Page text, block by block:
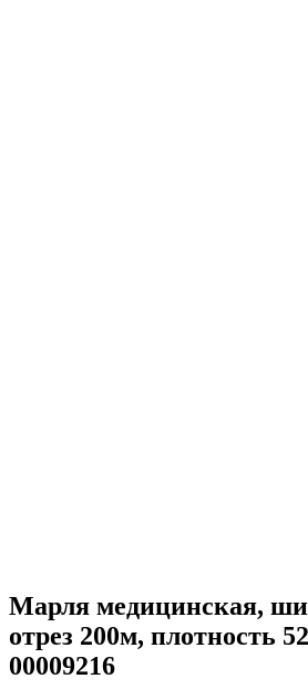
Марля медицинская,
отрез 200м, плотность
00009216